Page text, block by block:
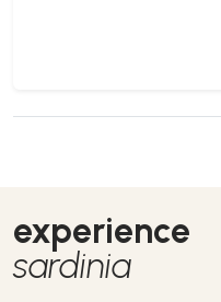
experience
sardinia